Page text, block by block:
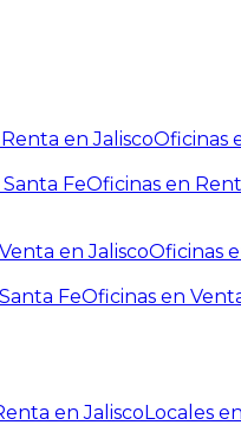
en JaliscoOficinas
FeOficinas en
en JaliscoOficinas
FeOficinas en
en JaliscoLocales